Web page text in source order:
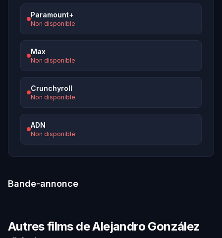
Paramount+
Non disponible
Max
Non disponible
Crunchyroll
Non disponible
ADN
Non disponible
Bande-annonce
Autres films de Alejandro González